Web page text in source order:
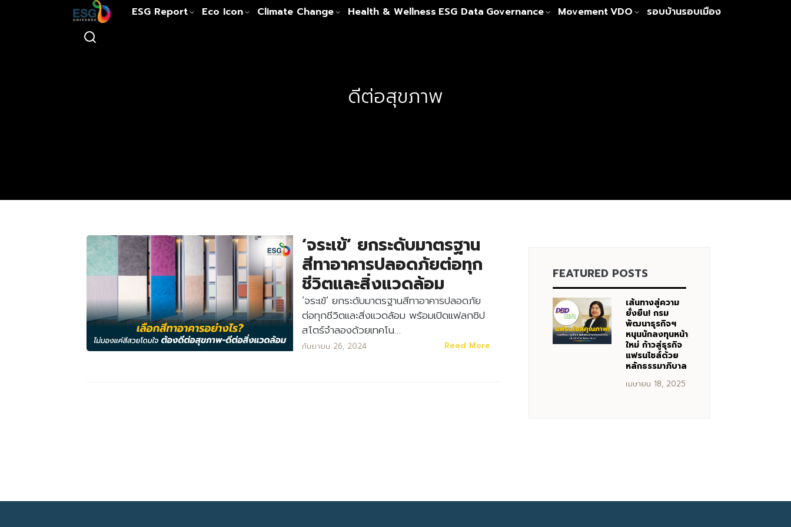
ESG Report Eco Icon Climate Change Health & Wellness ESG Data Governance MovementVDO รอบบ้านรอบเมือง
ดีต่อสุขภาพ
‘จระเข้’ ยกระดับมาตรฐาน
สีทาอาคารปลอดภัยต่อทุก
ชีวิตและสิ่งแวดล้อม
‘จระเข้’ ยกระดับมาตรฐานสีทาอาคารปลอดภัย
ต่อทุกชีวิตและสิ่งแวดล้อม พร้อมเปิดแฟลกชิป
สโตร์จำลองด้วยเทคโน…
กันยายน 26, 2024 Read More
FEATURED POSTS
เส้นทางสู่ความ
ยั่งยืน! กรม
พัฒนาธุรกิจฯ
หนุนนักลงทุนหน้า
ใหม่ ก้าวสู่ธุรกิจ
แฟรนไชส์ด้วย
หลักธรรมาภิบาล
เมษายน 18, 2025